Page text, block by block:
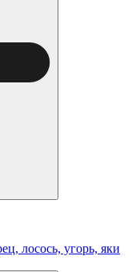
лосось, угорь, яки